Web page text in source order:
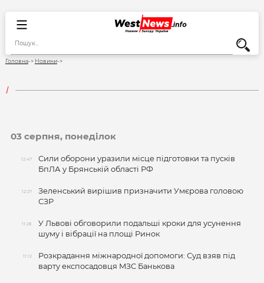
Головна Новини
03 серпня, понеділок
12:47
Сили оборони уразили місце підготовки та пусків
БпЛА у Брянській області РФ
12:27
Зеленський вирішив призначити Умєрова головою
СЗР
11:28
У Львові обговорили подальші кроки для усунення
шуму і вібрації на площі Ринок
11:12
Розкрадання міжнародної допомоги: Суд взяв під
варту експосадовця МЗС Банькова